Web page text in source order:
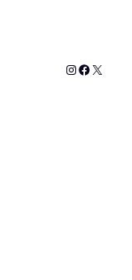
Instagram
X